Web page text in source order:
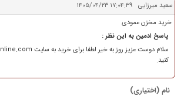
سعید میرزایی ۱۴۰۵/۰۴/۲۳ ۱۷:۰۴:۳۹
خرید مخزن عمودی
پاسخ ادمین به این نظر :
کنید.
نام (اختیاری)